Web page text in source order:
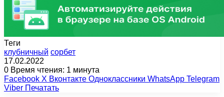
Теги
клубничный сорбет
17.02.2022
0 Время чтения: 1 минута
Facebook X Вконтакте Одноклассники WhatsApp Telegram
Viber Печатать